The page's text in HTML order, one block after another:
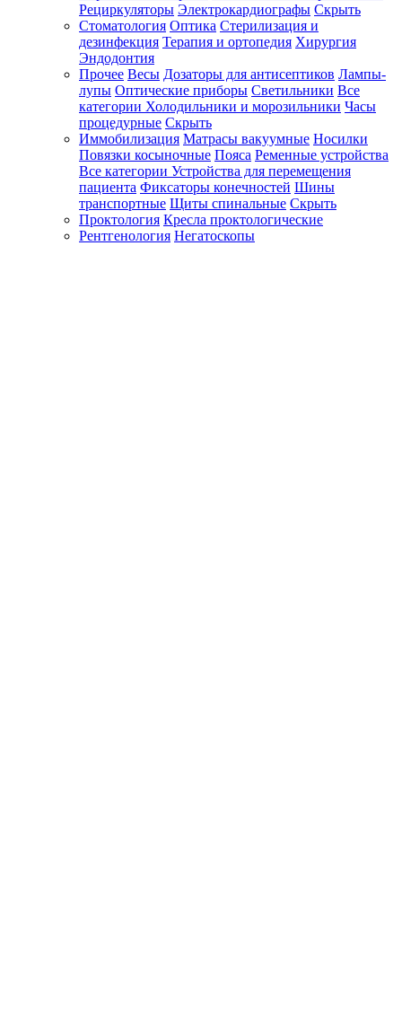
Рециркуляторы Электрокардиографы Скрыть
Стоматология Оптика Стерилизация и
дезинфекция Терапия и ортопедия Хирургия
Эндодонтия
Прочее Весы Дозаторы для антисептиков Лампы-
лупы Оптические приборы Светильники Все
категории Холодильники и морозильники Часы
процедурные Скрыть
Иммобилизация Матрасы вакуумные Носилки
Повязки косыночные Пояса Ременные устройства
Все категории Устройства для перемещения
пациента Фиксаторы конечностей Шины
транспортные Щиты спинальные Скрыть
Проктология Кресла проктологические
Рентгенология Негатоскопы